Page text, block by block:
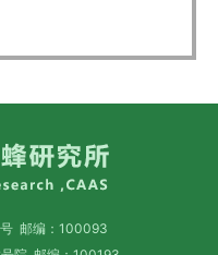
邮编：100093